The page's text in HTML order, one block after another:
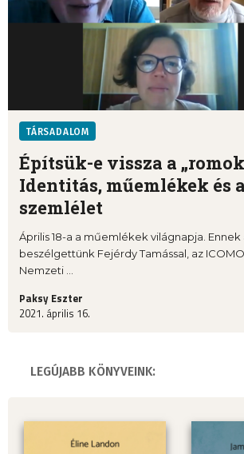
TÁRSADALOM
Építsük-e vissza a
Identitás, műemlékek és
szemlélet
Április 18-a a műemlékek világnapja.
beszélgettünk Fejérdy Tamással, az
Nemzeti ...
Paksy Eszter
2021. április 16.
LEGÚJABB KÖNYVEINK: